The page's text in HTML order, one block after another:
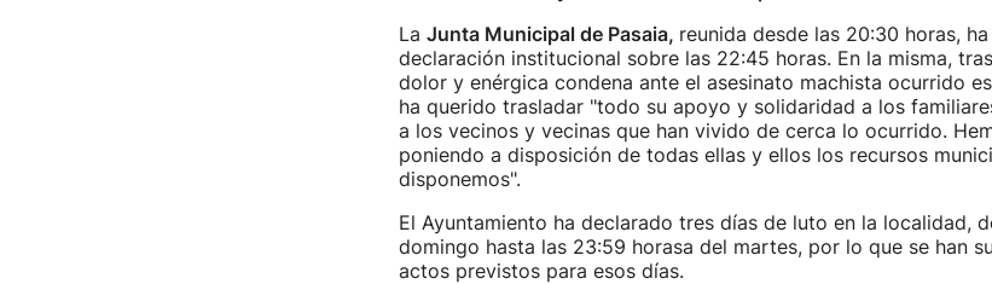
La Junta Municipal de Pasaia, reunida desde las 20:30 horas,
declaración institucional sobre las 22:45 horas. En la misma,
dolor y enérgica condena ante el asesinato machista ocurrido
ha querido trasladar "todo su apoyo y solidaridad a los
a los vecinos y vecinas que han vivido de cerca lo ocurrido.
poniendo a disposición de todas ellas y ellos los recursos
disponemos".
El Ayuntamiento ha declarado tres días de luto en la localidad,
domingo hasta las 23:59 horasa del martes, por lo que se han
actos previstos para esos días.